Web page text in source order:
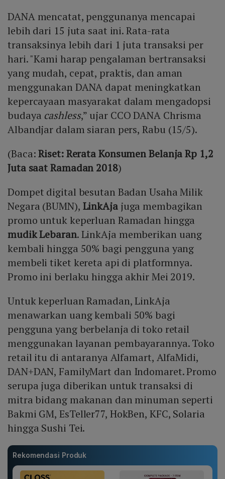
DANA mencatat, penggunanya mencapai
lebih dari 15 juta saat ini. Rata-rata
transaksinya lebih dari 1 juta transaksi per
hari. "Kami harap pengalaman bertransaksi
yang mudah, cepat, praktis, dan aman
menggunakan DANA dapat meningkatkan
kepercayaan masyarakat dalam mengadopsi
budaya cashless,” ujar CCO DANA Chrisma
Albandjar dalam siaran pers, Rabu (15/5).
(Baca:Riset: Rerata Konsumen Belanja Rp 1,2
Juta saat Ramadan 2018)
Dompet digital besutan Badan Usaha Milik
Negara (BUMN), LinkAjajuga membagikan
promo untuk keperluan Ramadan hingga
mudik Lebaran. LinkAja memberikan uang
kembali hingga 50% bagi pengguna yang
membeli tiket kereta api di platformnya.
Promo ini berlaku hingga akhir Mei 2019.
Untuk keperluan Ramadan, LinkAja
menawarkan uang kembali 50% bagi
pengguna yang berbelanja di toko retail
menggunakan layanan pembayarannya. Toko
retail itu di antaranya Alfamart, AlfaMidi,
DAN+DAN, FamilyMart dan Indomaret. Promo
serupa juga diberikan untuk transaksi di
mitra bidang makanan dan minuman seperti
Bakmi GM, EsTeller77, HokBen, KFC, Solaria
hingga Sushi Tei.
Rekomendasi Produk